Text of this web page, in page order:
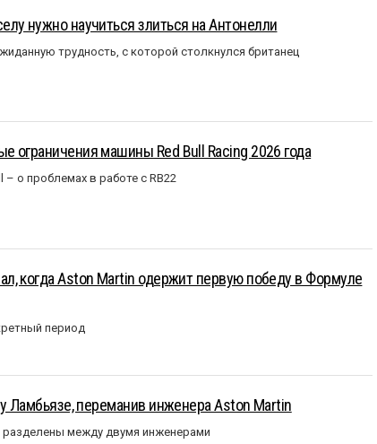
нужно научиться злиться на Антонелли
трудность, с которой столкнулся британец
ограничения машины Red Bull Racing 2026 года
– о проблемах в работе с RB22
когда Aston Martin одержит первую победу в Формуле
период
Ламбьязе, переманив инженера Aston Martin
разделены между двумя инженерами